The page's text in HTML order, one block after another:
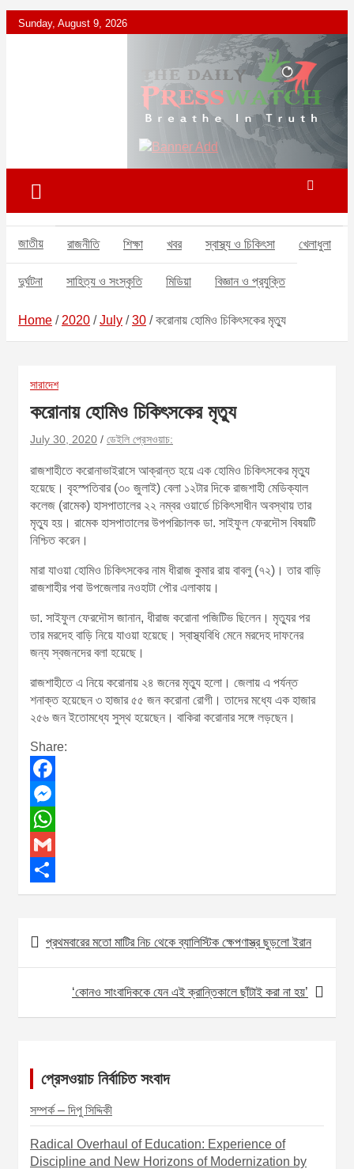
k
n
t
Sunday, August 9, 2026
ডেইলি প্রেসওয়াচ
ডেইলি প্রেসওয়াচ মুক্তিযুদ্ধের চেতনায় উদ্বুদ্ধ মুখপত্র
জাতীয় রাজনীতি শিক্ষা খবর স্বাস্থ্য ও চিকিৎসা খেলাধুলা
দুর্ঘটনা সাহিত্য ও সংস্কৃতি মিডিয়া বিজ্ঞান ও প্রযুক্তি
Home 2020 July 30 করোনায় হোমিও চিকিৎসকের মৃত্যু
সারাদেশ
করোনায় হোমিও চিকিৎসকের মৃত্যু
July 30, 2020 ডেইলি প্রেসওয়াচ:
রাজশাহীতে করোনাভাইরাসে আক্রান্ত হয়ে এক হোমিও চিকিৎসকের মৃত্যু
হয়েছে। বৃহস্পতিবার (৩০ জুলাই) বেলা ১২টার দিকে রাজশাহী মেডিক্যাল
কলেজ (রামেক) হাসপাতালের ২২ নম্বর ওয়ার্ডে চিকিৎসাধীন অবস্থায় তার
মৃত্যু হয়। রামেক হাসপাতালের উপপরিচালক ডা. সাইফুল ফেরদৌস বিষয়টি
নিশ্চিত করেন।
মারা যাওয়া হোমিও চিকিৎসকের নাম ধীরাজ কুমার রায় বাবলু (৭২)। তার বাড়ি
রাজশাহীর পবা উপজেলার নওহাটা পৌর এলাকায়।
ডা. সাইফুল ফেরদৌস জানান, ধীরাজ করোনা পজিটিভ ছিলেন। মৃত্যুর পর
তার মরদেহ বাড়ি নিয়ে যাওয়া হয়েছে। স্বাস্থ্যবিধি মেনে মরদেহ দাফনের
জন্য স্বজনদের বলা হয়েছে।
রাজশাহীতে এ নিয়ে করোনায় ২৪ জনের মৃত্যু হলো। জেলায় এ পর্যন্ত
শনাক্ত হয়েছেন ৩ হাজার ৫৫ জন করোনা রোগী। তাদের মধ্যে এক হাজার
২৫৬ জন ইতোমধ্যে সুস্থ হয়েছেন। বাকিরা করোনার সঙ্গে লড়ছেন।
Share:
F
a
c
e
b
o
k
M
e
s
s
n
g
r
W
h
a
s
A
p
G
m
i
l
S
a
r
P
o
t
প্রথমবারের মতো মাটির নিচ থেকে ব্যালিস্টিক ক্ষেপণাস্ত্র ছুড়লো ইরান
‘কোনও সাংবাদিককে যেন এই ক্রান্তিকালে ছাঁটাই করা না হয়’
প্রেসওয়াচ নির্বাচিত সংবাদ
সম্পর্ক – দিপু সিদ্দিকী
Radical Overhaul of Education: Experience of
Discipline and New Horizons of Modernization by